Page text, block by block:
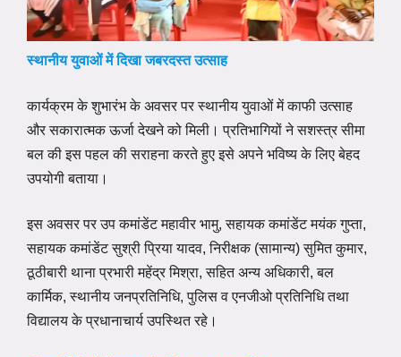
स्थानीय युवाओं में दिखा जबरदस्त उत्साह
कार्यक्रम के शुभारंभ के अवसर पर स्थानीय युवाओं में काफी उत्साह
और सकारात्मक ऊर्जा देखने को मिली। प्रतिभागियों ने सशस्त्र सीमा
बल की इस पहल की सराहना करते हुए इसे अपने भविष्य के लिए बेहद
उपयोगी बताया।
इस अवसर पर उप कमांडेंट महावीर भामु, सहायक कमांडेंट मयंक गुप्ता,
सहायक कमांडेंट सुश्री प्रिया यादव, निरीक्षक (सामान्य) सुमित कुमार,
ठूठीबारी थाना प्रभारी महेंद्र मिश्रा, सहित अन्य अधिकारी, बल
कार्मिक, स्थानीय जनप्रतिनिधि, पुलिस व एनजीओ प्रतिनिधि तथा
विद्यालय के प्रधानाचार्य उपस्थित रहे।